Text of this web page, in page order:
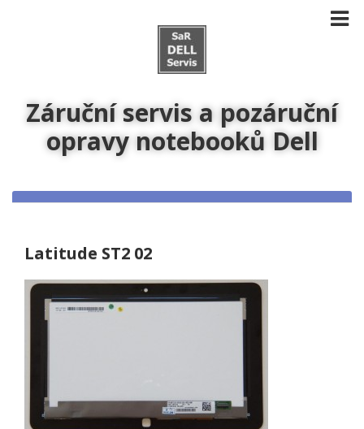
Záruční servis a pozáruční
opravy notebooků Dell
Latitude ST2 02